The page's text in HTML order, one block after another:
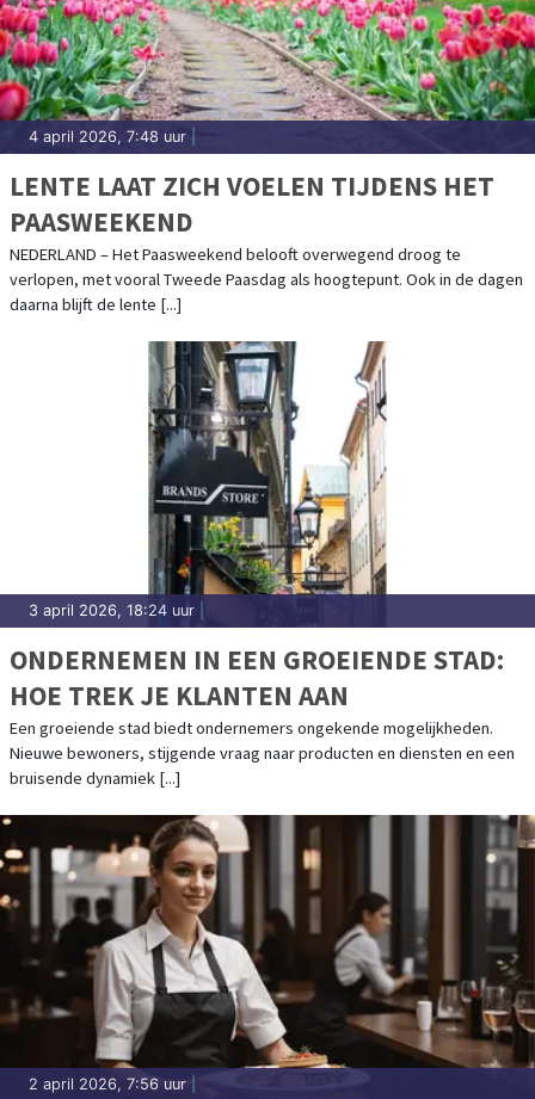
4 april 2026, 7:48 uur
LENTE LAAT ZICH VOELEN TIJDENS HET
PAASWEEKEND
NEDERLAND – Het Paasweekend belooft overwegend droog te
verlopen, met vooral Tweede Paasdag als hoogtepunt. Ook in de dagen
daarna blijft de lente [...]
3 april 2026, 18:24 uur
ONDERNEMEN IN EEN GROEIENDE STAD:
HOE TREK JE KLANTEN AAN
Een groeiende stad biedt ondernemers ongekende mogelijkheden.
Nieuwe bewoners, stijgende vraag naar producten en diensten en een
bruisende dynamiek [...]
2 april 2026, 7:56 uur